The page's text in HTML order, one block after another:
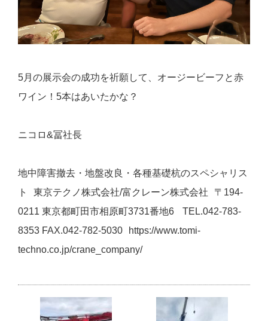
5月の展示会の成功を祈願して、オージービーフと赤
ワイン！5本はあいたかな？
ニコロ&冨社長
地中障害撤去・地盤改良・各種基礎杭のスペシャリス
ト 東京テクノ株式会社/富クレーン株式会社 〒194-
0211 東京都町⽥市相原町3731番地6 TEL.042-783-
8353 FAX.042-782-5030 https://www.tomi-
techno.co.jp/crane_company/